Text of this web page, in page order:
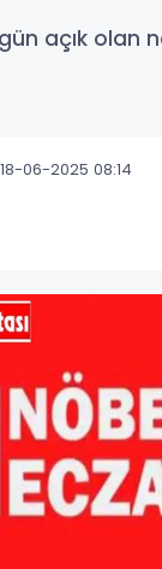
açık olan
18-06-2025 08:14